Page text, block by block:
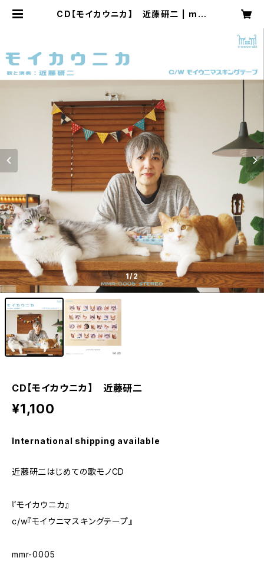
CD【モイカウニカ】 近藤研二 | mpl
1/2
CD【モイカウニカ】 近藤研二
¥1,100
International shipping available
近藤研二はじめての歌モノCD
『モイカウニカ』
c/w『モイウニマスキングテープ』
mmr-0005